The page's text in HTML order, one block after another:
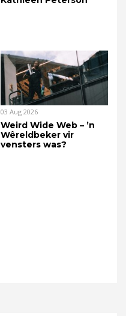
03 Aug 2026
Weird Wide Web – ’n
Wêreldbeker vir
vensters was?